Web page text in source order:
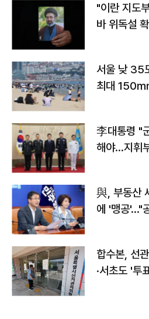
"이란 지도
바 위독설
서울 낮 35
최대 150
李대통령 "
해야…지휘
與, 부동산
에 '맹공'…"
합수본, 선
·서초도 '투